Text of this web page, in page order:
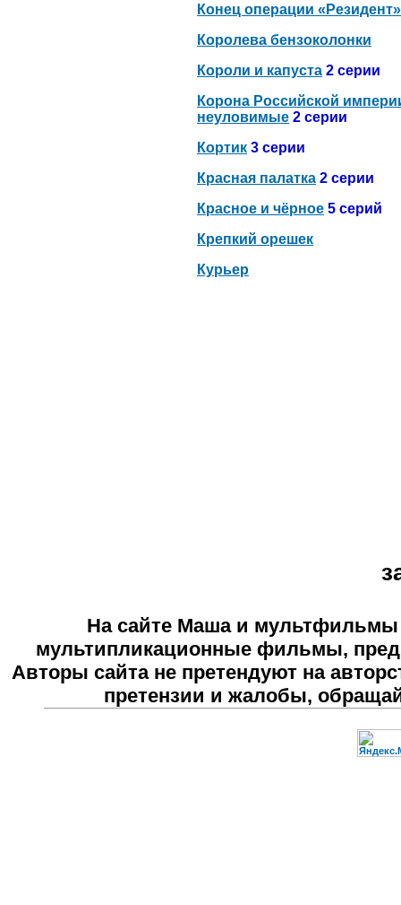
Конец операции «Резидент»
Королева бензоколонки
Короли и капуста 2 серии
Корона Российской
неуловимые 2 серии
Кортик 3 серии
Красная палатка 2 серии
Красное и чёрное 5 серий
Крепкий орешек
Курьер
На сайте Маша и мультфильмы
мультипликационные фильмы,
Авторы сайта не претендуют на
претензии и жалобы,